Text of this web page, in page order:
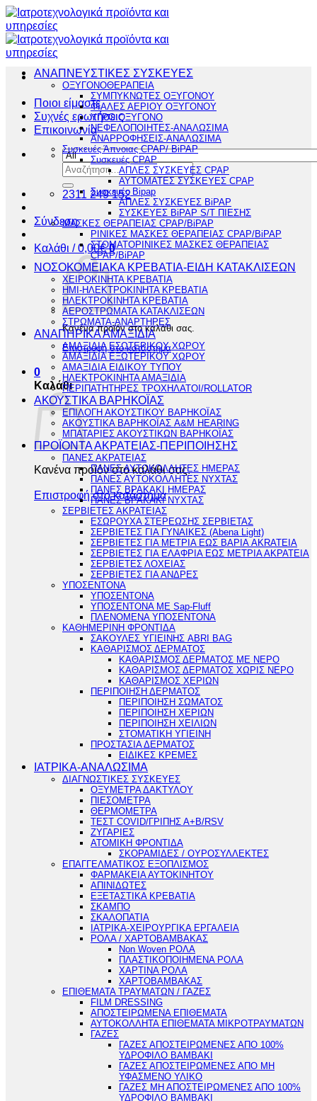
Μετάβαση
στο
περιεχόμενο
Ποιοι είμαστε
Συχνές ερωτήσεις
Επικοινωνία
Αναζήτηση
για:
2311 249 152
Σύνδεση
Καλάθι /0,00€ 0
Κανένα προϊόν στο καλάθι σας.
Επιστροφή στο κατάστημα
0
Καλάθι
Κανένα προϊόν στο καλάθι σας.
Επιστροφή στο κατάστημα
ΑΝΑΠΝΕΥΣΤΙΚΕΣ ΣΥΣΚΕΥΕΣ
ΟΞΥΓΟΝΟΘΕΡΑΠΕΙΑ
ΣΥΜΠΥΚΝΩΤΕΣ ΟΞΥΓΟΝΟΥ
ΦΙΑΛΕΣ ΑΕΡΙΟΥ ΟΞΥΓΟΝΟΥ
ΥΓΡΟ ΟΞΥΓΟΝΟ
ΝΕΦΕΛΟΠΟΙΗΤΕΣ-ΑΝΑΛΩΣΙΜΑ
ΑΝΑΡΡΟΦΗΣΕΙΣ-ΑΝΑΛΩΣΙΜΑ
Συσκευές Άπνοιας CPAP/ BiPAP
Συσκευές CPAP
ΑΠΛΕΣ ΣΥΣΚΕΥΕΣ CPAP
ΑΥΤΟΜΑΤΕΣ ΣΥΣΚΕΥΕΣ CPAP
Συσκευές Bipap
ΑΠΛΕΣ ΣΥΣΚΕΥΕΣ BiPAP
ΣΥΣΚΕΥΕΣ BiPAP S/T ΠΙΕΣΗΣ
ΜΑΣΚΕΣ ΘΕΡΑΠΕΙΑΣ CPAP/BiPAP
ΡΙΝΙΚΕΣ ΜΑΣΚΕΣ ΘΕΡΑΠΕΙΑΣ CPAP/BiPAP
ΣΤΟΜΑΤΟΡΙΝΙΚΕΣ ΜΑΣΚΕΣ ΘΕΡΑΠΕΙΑΣ
CPAP/BiPAP
ΝΟΣΟΚΟΜΕΙΑΚΑ ΚΡΕΒΑΤΙΑ-ΕΙΔΗ ΚΑΤΑΚΛΙΣΕΩΝ
ΧΕΙΡΟΚΙΝΗΤΑ ΚΡΕΒΑΤΙΑ
ΗΜΙ-ΗΛΕΚΤΡΟΚΙΝΗΤΑ ΚΡΕΒΑΤΙΑ
ΗΛΕΚΤΡΟΚΙΝΗΤΑ ΚΡΕΒΑΤΙΑ
ΑΕΡΟΣΤΡΩΜΑΤΑ ΚΑΤΑΚΛΙΣΕΩΝ
ΣΤΡΩΜΑΤΑ-ΑΝΑΡΤΗΡΕΣ
ΑΝΑΠΗΡΙΚΑ ΑΜΑΞΙΔΙΑ
ΑΜΑΞΙΔΙΑ ΕΣΩΤΕΡΙΚΟΥ ΧΩΡΟΥ
ΑΜΑΞΙΔΙΑ ΕΞΩΤΕΡΙΚΟΥ ΧΩΡΟΥ
ΑΜΑΞΙΔΙΑ ΕΙΔΙΚΟΥ ΤΥΠΟΥ
ΗΛΕΚΤΡΟΚΙΝΗΤΑ ΑΜΑΞΙΔΙΑ
ΠΕΡΙΠΑΤΗΤΗΡΕΣ ΤΡΟΧΗΛΑΤΟΙ/ROLLATOR
ΑΚΟΥΣΤΙΚΑ ΒΑΡΗΚΟΪΑΣ
ΕΠΙΛΟΓΗ ΑΚΟΥΣΤΙΚΟΥ ΒΑΡΗΚΟΪΑΣ
ΑΚΟΥΣΤΙΚΑ ΒΑΡΗΚΟΪΑΣ A&M HEARING
ΜΠΑΤΑΡΙΕΣ ΑΚΟΥΣΤΙΚΩΝ ΒΑΡΗΚΟΪΑΣ
ΠΡΟΪΟΝΤΑ ΑΚΡΑΤΕΙΑΣ-ΠΕΡΙΠΟΙΗΣΗΣ
ΠΑΝΕΣ ΑΚΡΑΤΕΙΑΣ
ΠΑΝΕΣ ΑΥΤΟΚΟΛΛΗΤΕΣ ΗΜΕΡΑΣ
ΠΑΝΕΣ ΑΥΤΟΚΟΛΛΗΤΕΣ ΝΥΧΤΑΣ
ΠΑΝΕΣ ΒΡΑΚΑΚΙ ΗΜΕΡΑΣ
ΠΑΝΕΣ ΒΡΑΚΑΚΙ ΝΥΧΤΑΣ
ΣΕΡΒΙΕΤΕΣ ΑΚΡΑΤΕΙΑΣ
ΕΣΩΡΟΥΧΑ ΣΤΕΡΕΩΣΗΣ ΣΕΡΒΙΕΤΑΣ
ΣΕΡΒΙΕΤΕΣ ΓΙΑ ΓΥΝΑΙΚΕΣ (Abena Light)
ΣΕΡΒΙΕΤΕΣ ΓΙΑ ΜΕΤΡΙΑ ΕΩΣ ΒΑΡΙΑ AKRATEIA
ΣΕΡΒΙΕΤΕΣ ΓΙΑ ΕΛΑΦΡΙΑ ΕΩΣ ΜΕΤΡΙΑ ΑΚΡΑΤΕΙΑ
ΣΕΡΒΙΕΤΕΣ ΛΟΧΕΙΑΣ
ΣΕΡΒΙΕΤΕΣ ΓΙΑ ΑΝΔΡΕΣ
ΥΠΟΣΕΝΤΟΝΑ
ΥΠΟΣΕΝΤΟΝΑ
ΥΠΟΣΕΝΤΟΝΑ ΜΕ Sap-Fluff
ΠΛΕΝΟΜΕΝΑ ΥΠΟΣΕΝΤΟΝΑ
ΚΑΘΗΜΕΡΙΝΗ ΦΡΟΝΤΙΔΑ
ΣΑΚΟΥΛΕΣ ΥΓΙΕΙΝΗΣ ABRI BAG
ΚΑΘΑΡΙΣΜΟΣ ΔΕΡΜΑΤΟΣ
ΚΑΘΑΡΙΣΜΟΣ ΔΕΡΜΑΤΟΣ ΜΕ ΝΕΡΟ
ΚΑΘΑΡΙΣΜΟΣ ΔΕΡΜΑΤΟΣ ΧΩΡΙΣ ΝΕΡΟ
ΚΑΘΑΡΙΣΜΟΣ ΧΕΡΙΩΝ
ΠΕΡΙΠΟΙΗΣΗ ΔΕΡΜΑΤΟΣ
ΠΕΡΙΠΟΙΗΣΗ ΣΩΜΑΤΟΣ
ΠΕΡΙΠΟΙΗΣΗ ΧΕΡΙΩΝ
ΠΕΡΙΠΟΙΗΣΗ ΧΕΙΛΙΩΝ
ΣΤΟΜΑΤΙΚΗ ΥΓΙΕΙΝΗ
ΠΡΟΣΤΑΣΙΑ ΔΕΡΜΑΤΟΣ
ΕΙΔΙΚΕΣ ΚΡΕΜΕΣ
ΙΑΤΡΙΚΑ-ΑΝΑΛΩΣΙΜΑ
ΔΙΑΓΝΩΣΤΙΚΕΣ ΣΥΣΚΕΥΕΣ
ΟΞΥΜΕΤΡΑ ΔΑΚΤΥΛΟΥ
ΠΙΕΣΟΜΕΤΡΑ
ΘΕΡΜΟΜΕΤΡΑ
ΤΕΣΤ COVID/ΓΡΙΠΗΣ Α+Β/RSV
ΖΥΓΑΡΙΕΣ
ΑΤΟΜΙΚΗ ΦΡΟΝΤΙΔΑ
ΣΚΟΡΑΜΙΔΕΣ / ΟΥΡΟΣΥΛΛΕΚΤΕΣ
ΕΠΑΓΓΕΛΜΑΤΙΚΟΣ ΕΞΟΠΛΙΣΜΟΣ
ΦΑΡΜΑΚΕΙΑ ΑΥΤΟΚΙΝΗΤΟΥ
ΑΠΙΝΙΔΩΤΕΣ
ΕΞΕΤΑΣΤΙΚΑ ΚΡΕΒΑΤΙΑ
ΣΚΑΜΠΟ
ΣΚΑΛΟΠΑΤΙΑ
ΙΑΤΡΙΚΑ-ΧΕΙΡΟΥΡΓΙΚΑ ΕΡΓΑΛΕΙΑ
ΡΟΛΑ / ΧΑΡΤΟΒΑΜΒΑΚΑΣ
Non Woven ΡΟΛΑ
ΠΛΑΣΤΙΚΟΠΟΙΗΜΕΝΑ ΡΟΛΑ
ΧΑΡΤΙΝΑ ΡΟΛΑ
ΧΑΡΤΟΒΑΜΒΑΚΑΣ
ΕΠΙΘΕΜΑΤΑ ΤΡΑΥΜΑΤΩΝ / ΓΑΖΕΣ
FILM DRESSING
ΑΠΟΣΤΕΙΡΩΜΕΝΑ ΕΠΙΘΕΜΑΤΑ
ΑΥΤΟΚΟΛΛΗΤΑ ΕΠΙΘΕΜΑΤΑ ΜΙΚΡΟΤΡΑΥΜΑΤΩΝ
ΓΑΖΕΣ
ΓΑΖΕΣ ΑΠΟΣΤΕΙΡΩΜΕΝΕΣ ΑΠΟ 100%
ΥΔΡΟΦΙΛΟ ΒΑΜΒΑΚΙ
ΓΑΖΕΣ ΑΠΟΣΤΕΙΡΩΜΕΝΕΣ ΑΠΟ ΜΗ
ΥΦΑΣΜΕΝΟ ΥΛΙΚΟ
ΓΑΖΕΣ ΜΗ ΑΠΟΣΤΕΙΡΩΜΕΝΕΣ ΑΠΟ 100%
ΥΔΡΟΦΙΛΟ ΒΑΜΒΑΚΙ